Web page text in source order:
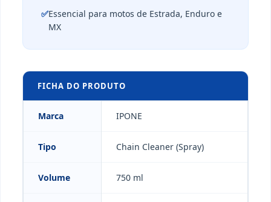
✅Essencial para motos de Estrada, Enduro e
MX
FICHA DO PRODUTO
Marca IPONE
Tipo Chain Cleaner (Spray)
Volume 750 ml